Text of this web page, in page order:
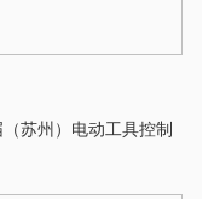
苏州）电动工具控制